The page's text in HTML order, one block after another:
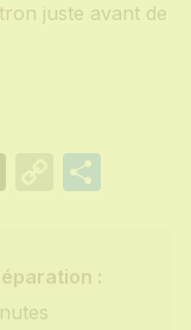
juste avant de
Threads
Copy
: